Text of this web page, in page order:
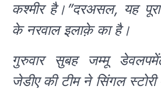
कश्मीर है।”दरअसल, यह
के नरवाल इलाक़े का है।
गुरुवार सुबह जम्मू
जेडीए की टीम ने सिंगल